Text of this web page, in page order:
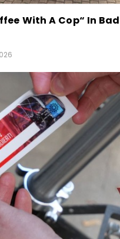
With A Cop“ In Bad